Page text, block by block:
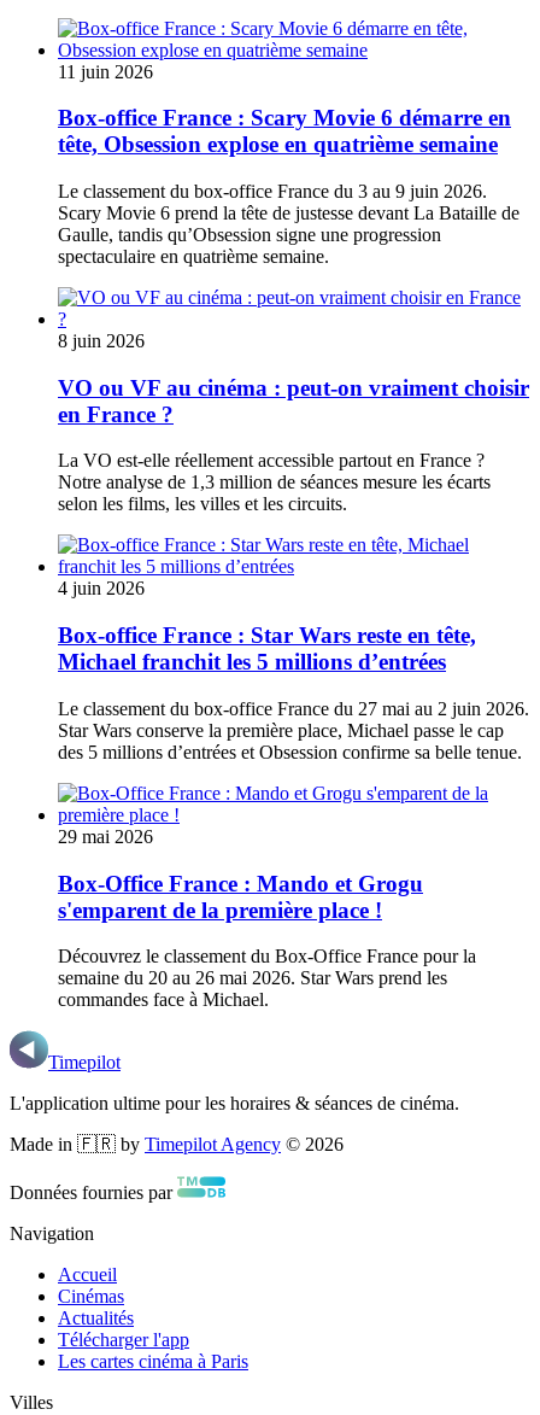
11 juin 2026
Box-office France : Scary Movie 6 démarre en
tête, Obsession explose en quatrième semaine
Le classement du box-office France du 3 au 9 juin 2026.
Scary Movie 6 prend la tête de justesse devant La Bataille de
Gaulle, tandis qu’Obsession signe une progression
spectaculaire en quatrième semaine.
8 juin 2026
VO ou VF au cinéma : peut-on vraiment choisir
en France ?
La VO est-elle réellement accessible partout en France ?
Notre analyse de 1,3 million de séances mesure les écarts
selon les films, les villes et les circuits.
4 juin 2026
Box-office France : Star Wars reste en tête,
Michael franchit les 5 millions d’entrées
Le classement du box-office France du 27 mai au 2 juin 2026.
Star Wars conserve la première place, Michael passe le cap
des 5 millions d’entrées et Obsession confirme sa belle tenue.
29 mai 2026
Box-Office France : Mando et Grogu
s'emparent de la première place !
Découvrez le classement du Box-Office France pour la
semaine du 20 au 26 mai 2026. Star Wars prend les
commandes face à Michael.
Timepilot
L'application ultime pour les horaires & séances de cinéma.
Made in 🇫🇷 by Timepilot Agency © 2026
Données fournies par
Navigation
Accueil
Cinémas
Actualités
Télécharger l'app
Les cartes cinéma à Paris
Villes